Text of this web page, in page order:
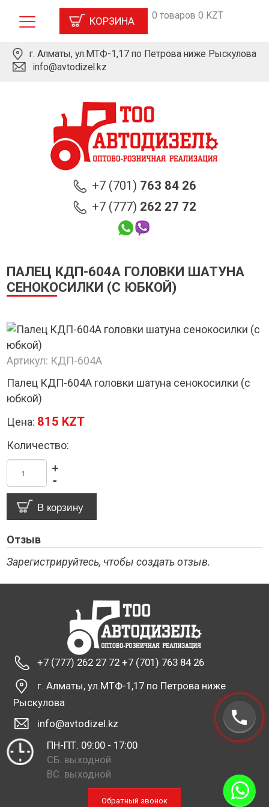
КОРЗИНА 0 товаров 0 KZT
г. Алматы, ул.МТФ-1,17 по Петрова ниже Рыскулова
info@avtodizel.kz
+7 (701) 763 84 26
+7 (777) 262 27 72
ПАЛЕЦ КДП-604А ГОЛОВКИ ШАТУНА
СЕНОКОСИЛКИ (С ЮБКОЙ)
Артикул: КДП-604А
Палец КДП-604А головки шатуна сенокосилки (с
юбкой)
Цена: 815 KZT
Количество:
-
+
Отзыв
Зарегистрируйтесь, чтобы создать отзыв.
+7 (777) 262 27 72 +7 (701) 763 84 26
г. Алматы, ул.МТФ-1,17 по Петрова ниже
Рыскулова
info@avtodizel.kz
ПН-ПТ. 09:00 - 17:00
СБ. выходной
ВС. выходной
Обратный звонок